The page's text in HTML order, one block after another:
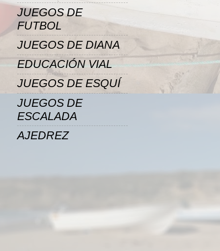
JUEGOS DE
FUTBOL
JUEGOS DE DIANA
EDUCACIÓN VIAL
JUEGOS DE ESQUÍ
JUEGOS DE
ESCALADA
AJEDREZ